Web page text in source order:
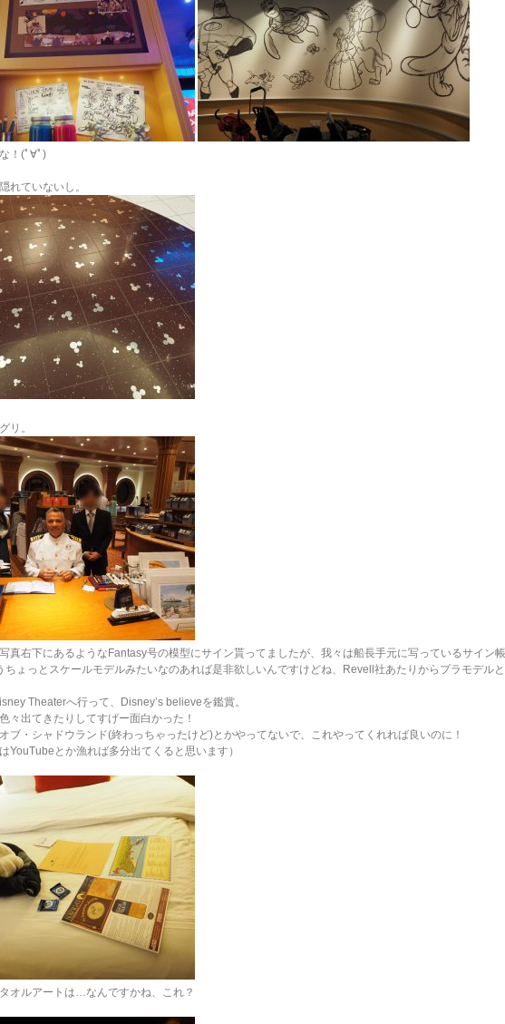
！(ﾟ∀ﾟ)
れていないし。
リ。
真右下にあるようなFantasy号の模型にサイン貰ってましたが、我々は船長手元に写っているサイン帳
ちょっとスケールモデルみたいなのあれば是非欲しいんですけどね、Revell社あたりからプラモデル
Theaterへ行って、Disney’s believeを鑑賞。
々出てきたりしてすげー面白かった！
ブ・シャドウランド(終わっちゃったけど)とかやってないで、これやってくれれば良いのに！
YouTubeとか漁れば多分出てくると思います）
オルアートは…なんですかね、これ？